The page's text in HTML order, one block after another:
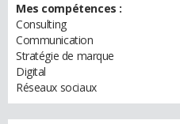
Mes compétences :
Consulting
Communication
Stratégie de marque
Digital
Réseaux sociaux